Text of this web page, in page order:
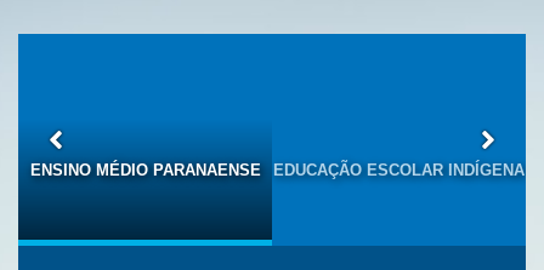
ENSINO MÉDIO PARANAENSE
EDUCAÇÃO ESCOLAR INDÍGENA